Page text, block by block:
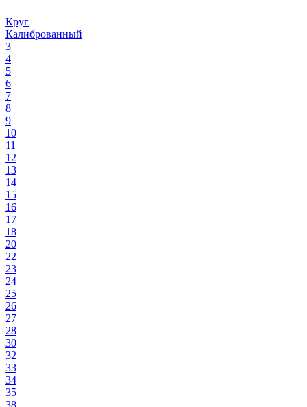
Круг
Калиброванный
3
4
5
6
7
8
9
10
11
12
13
14
15
16
17
18
20
22
23
24
25
26
27
28
30
32
33
34
35
38